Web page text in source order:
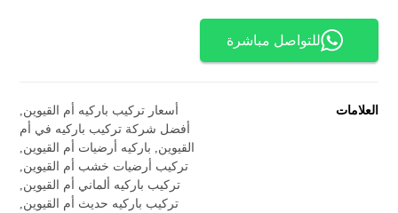
للتواصل مباشرة
العلامات أسعار تركيب باركيه أم القيوين,
أفضل شركة تركيب باركيه في أم
القيوين, باركيه أرضيات أم القيوين,
تركيب أرضيات خشب أم القيوين,
تركيب باركيه ألماني أم القيوين,
تركيب باركيه حديث أم القيوين,